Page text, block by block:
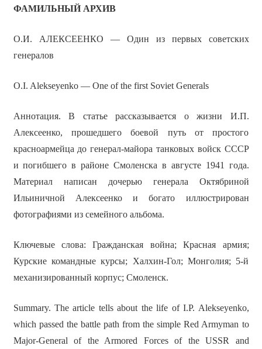
ФАМИЛЬНЫЙ АРХИВ
О.И. АЛЕКСЕЕНКО — Один из первых советских
генералов
O.I. Alekseyenko — One of the first Soviet Generals
Аннотация. В статье рассказывается о жизни И.П.
Алексеенко, прошедшего боевой путь от простого
красноармейца до генерал-майора танковых войск СССР
и погибшего в районе Смоленска в августе 1941 года.
Материал написан дочерью генерала Октябриной
Ильиничной Алексеенко и богато иллюстрирован
фотографиями из семейного альбома.
Ключевые слова: Гражданская война; Красная армия;
Курские командные курсы; Халхин-Гол; Монголия; 5-й
механизированный корпус; Смоленск.
Summary. The article tells about the life of I.P. Alekseyenko,
which passed the battle path from the simple Red Armyman to
Major-General of the Armored Forces of the USSR and